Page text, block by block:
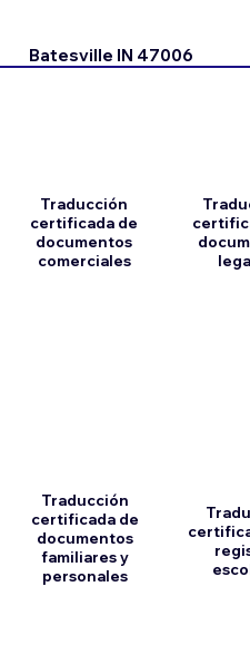
Batesville IN 47006
Traducción
certificada de
documentos
comerciales
Traducción
certificada de
documentos
familiares y
personales